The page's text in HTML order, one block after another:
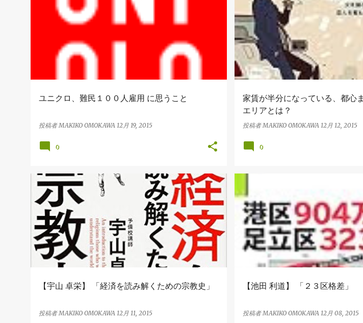
ユニクロ、難民１００人雇用 に思うこと
投稿者MAKIKO OMOKAWA 12月 19, 2015
日本企業はなぜ海外進出に失敗するのか
0
家賃が半分になっている、都心
エリアとは？
投稿者MAKIKO OMOKAWA 12月 12, 2015
BOOK REALESTATE
0
【宇山 卓栄】 「経済を読み解くための宗教史」
投稿者MAKIKO OMOKAWA 12月 11, 2015
BOOK
【池田 利道】 「２３区格差」
投稿者MAKIKO OMOKAWA 12月 08, 2015